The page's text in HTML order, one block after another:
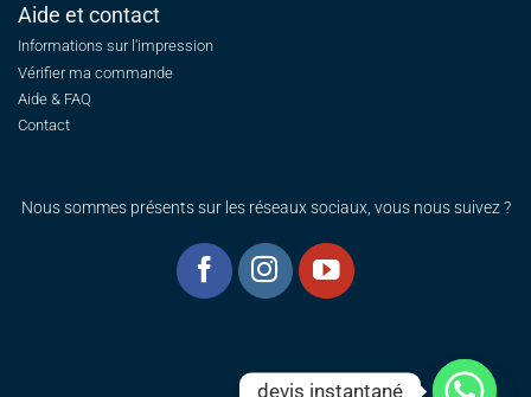
Aide et contact
Informations sur l'impression
Vérifier ma commande
Aide & FAQ
Contact
Nous sommes présents sur les réseaux sociaux, vous nous suivez ?
devis instantané